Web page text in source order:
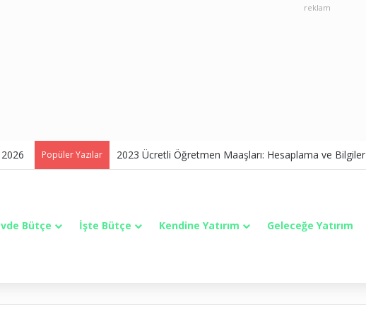
reklam
Popüler Yazılar 2023 Ücretli Öğretmen Maaşları: Hesaplama ve Bilgiler
Bütçe İşte Bütçe Kendine Yatırım Geleceğe Yatırım